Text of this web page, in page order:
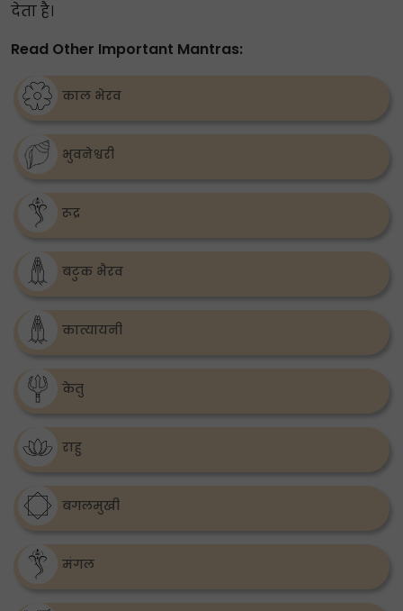
देता है।
Read Other Important Mantras:
काल भेरव
भुवनेश्वरी
रूद्र
बटुक भैरव
कात्यायनी
केतु
राहु
बगलमुखी
मंगल